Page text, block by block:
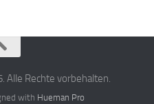
Alle Rechte vorbehalten.
with Hueman Pro